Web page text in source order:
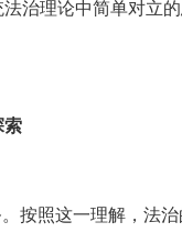
治理论中简单对立
索
按照这一理解，法